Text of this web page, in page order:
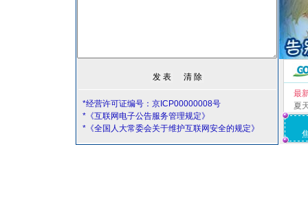
*经营许可证编号：京ICP00000008号
*《互联网电子公告服务管理规定》
*《全国人大常委会关于维护互联网安全的规定》
最
夏